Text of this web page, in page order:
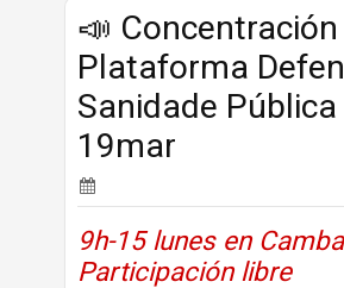
📣 Concentración
Plataforma
Sanidade Pública
19mar
9h-15 lunes en
Participación libre